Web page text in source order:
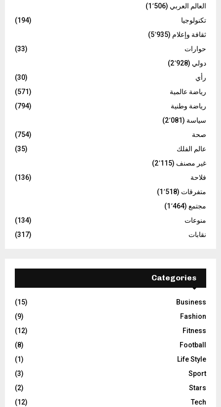
العالم العربي (1٬506)
تكنولوجيا
(194)
ثقافة وإعلام (5٬935)
حوارات
(33)
دولي (2٬928)
رأي
(30)
رياضة عالمية
(571)
رياضة وطنية
(794)
سياسة (2٬081)
صحة
(754)
عالم الفلك
(35)
غير مصنف (2٬115)
فلاحة
(136)
متفرقات (1٬518)
مجتمع (1٬464)
منوعات
(134)
نقابات
(317)
Categories
Business
(15)
Fashion
(9)
Fitness
(12)
Football
(8)
Life Style
(1)
Sport
(3)
Stars
(2)
Tech
(12)